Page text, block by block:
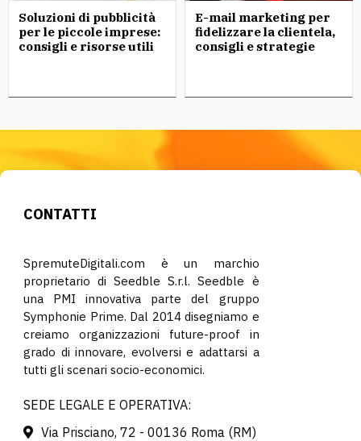
Soluzioni di pubblicità
per le piccole imprese:
consigli e risorse utili
E-mail marketing per
fidelizzare la clientela,
consigli e strategie
CONTATTI
SpremuteDigitali.com è un marchio
proprietario di Seedble S.r.l. Seedble è
una PMI innovativa parte del gruppo
Symphonie Prime. Dal 2014 disegniamo e
creiamo organizzazioni future-proof in
grado di innovare, evolversi e adattarsi a
tutti gli scenari socio-economici.
SEDE LEGALE E OPERATIVA:
Via Prisciano, 72 - 00136 Roma (RM)